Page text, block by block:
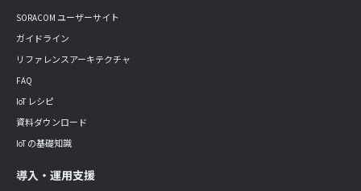
SORACOM ユーザーサイト
ガイドライン
リファレンスアーキテクチャ
FAQ
IoT レシピ
資料ダウンロード
IoT の基礎知識
導入・運用支援